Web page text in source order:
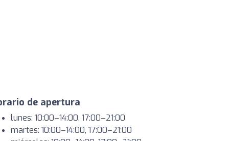
de apertura
lunes: 10:00–14:00, 17:00–21:00
martes: 10:00–14:00, 17:00–21:00